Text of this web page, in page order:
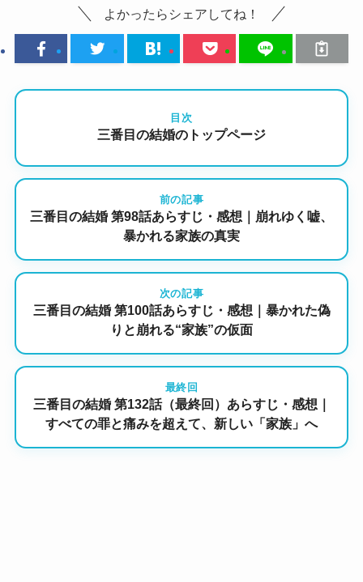
よかったらシェアしてね！
目次
三番目の結婚のトップページ
前の記事
三番目の結婚 第98話あらすじ・感想｜崩れゆく嘘、
暴かれる家族の真実
次の記事
三番目の結婚 第100話あらすじ・感想｜暴かれた偽
りと崩れる“家族”の仮面
最終回
三番目の結婚 第132話（最終回）あらすじ・感想｜
すべての罪と痛みを超えて、新しい「家族」へ